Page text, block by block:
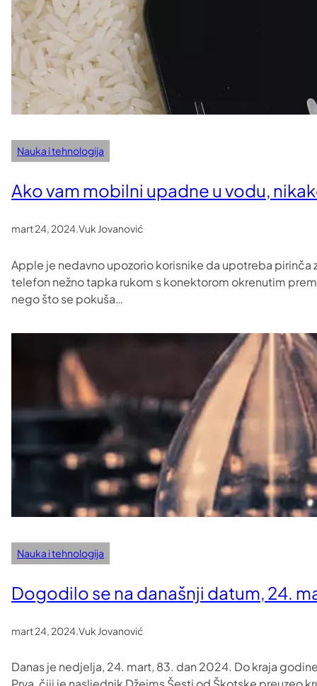
Nauka i tehnologija
Ako vam mobilni upadne u vodu,
mart 24, 2024.Vuk Jovanović
Apple je nedavno upozorio korisnike da upotreba
telefon nežno tapka rukom s konektorom okrenutim
nego što se pokuša…
Nauka i tehnologija
Dogodilo se na današnji datum, 24.
mart 24, 2024 Vuk Jovanović
Danas je nedjelja, 24. mart, 83. dan 2024. Do kraja